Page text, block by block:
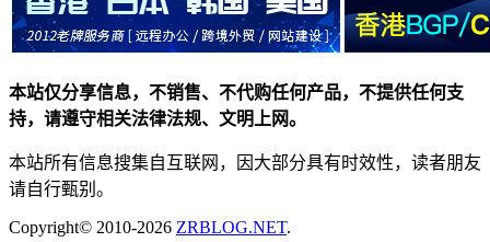
本站仅分享信息，不销售、不代购任何产品，不提供任何支
持，请遵守相关法律法规、文明上网。
本站所有信息搜集自互联网，因大部分具有时效性，读者朋友
请自行甄别。
Copyright© 2010-2026 ZRBLOG.NET.